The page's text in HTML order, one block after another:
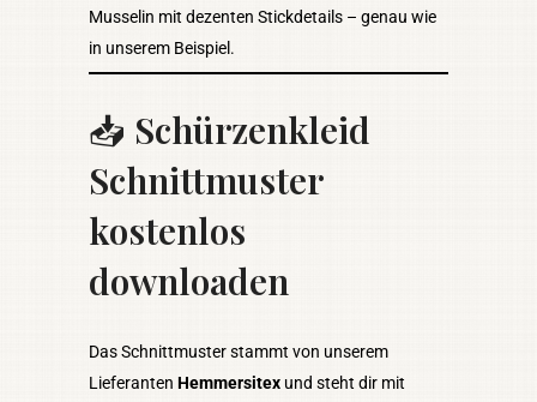
Musselin mit dezenten Stickdetails – genau wie
in unserem Beispiel.
📥 Schürzenkleid
Schnittmuster
kostenlos
downloaden
Das Schnittmuster stammt von unserem
Lieferanten Hemmersitex und steht dir mit